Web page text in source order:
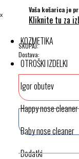
Vaša košarica je
Kliknite tu za
SKUPAJ:
Dostava:
ˣ
KOZMETIKA
OTROŠKI IZDELKI
Igor obutev
Happy nose cleaner
Baby nose cleaner
Dodatki